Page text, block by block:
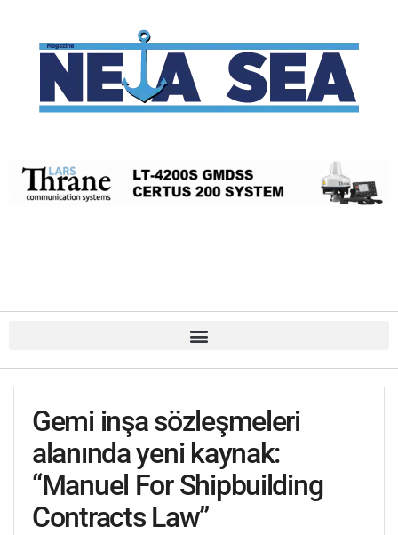
Gemi inşa sözleşmeleri
alanında yeni kaynak:
“Manuel For Shipbuilding
Contracts Law”